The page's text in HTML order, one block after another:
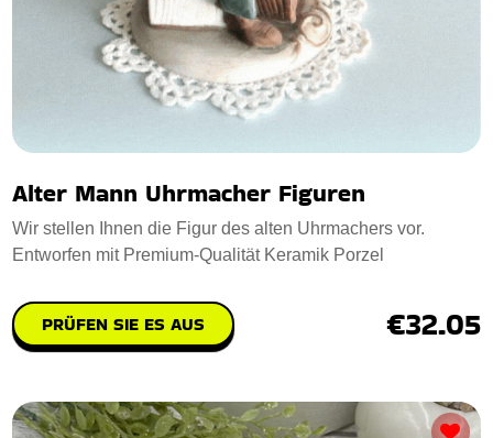
Alter Mann Uhrmacher Figuren
Wir stellen Ihnen die Figur des alten Uhrmachers vor.
Entworfen mit Premium-Qualität Keramik Porzel
PRÜFEN SIE ES AUS €32.05